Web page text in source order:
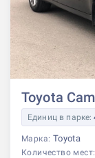
Toyota
Единиц в парке:
Марка: Toyota
Количество мест: